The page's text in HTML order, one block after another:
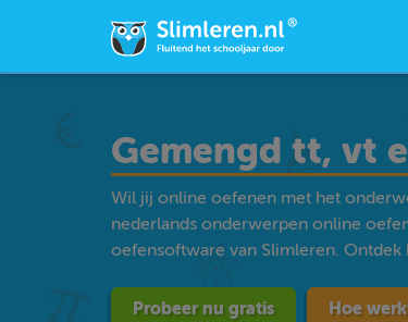
Gemengd tt, vt
Wil jij online oefenen met het
nederlands onderwerpen online
oefensoftware van Slimleren.
Probeer nu gratis Hoe